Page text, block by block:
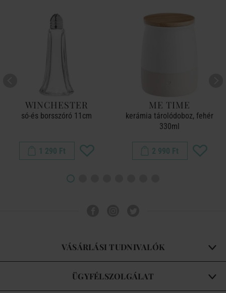
WINCHESTER
só-és borsszóró 11cm
1 290 Ft
ME TIME
kerámia tárolódoboz, fehér
330ml
2 990 Ft
VÁSÁRLÁSI TUDNIVALÓK
ÜGYFÉLSZOLGÁLAT